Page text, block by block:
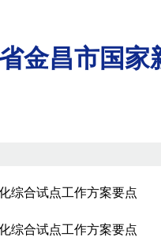
金昌市国家
综合试点工作方案要点
综合试点工作方案要点